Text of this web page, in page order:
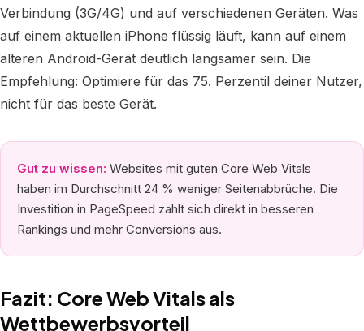
Verbindung (3G/4G) und auf verschiedenen Geräten. Was
auf einem aktuellen iPhone flüssig läuft, kann auf einem
älteren Android-Gerät deutlich langsamer sein. Die
Empfehlung: Optimiere für das 75. Perzentil deiner Nutzer,
nicht für das beste Gerät.
Gut zu wissen: Websites mit guten Core Web Vitals
haben im Durchschnitt 24 % weniger Seitenabbrüche. Die
Investition in PageSpeed zahlt sich direkt in besseren
Rankings und mehr Conversions aus.
Fazit: Core Web Vitals als
Wettbewerbsvorteil